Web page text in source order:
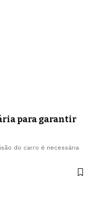
para garantir
do carro é necessária